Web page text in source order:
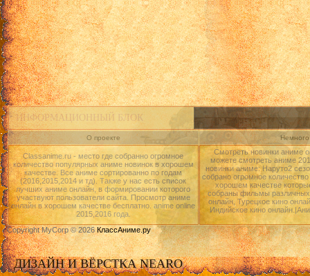
ИНФОРМАЦИОННЫЙ БЛОК
О проекте
Classanime.ru - место где собранно огромное
количество популярных аниме новинок в хорошем
качестве. Все аниме сортированно по годам
(2016,2015,2014 и тд). Также у нас есть список
лучших аниме онлайн, в формировании которого
участвуют пользователи сайта. Просмотр аниме
онлайн в хорошем качестве бесплатно. anime online
2015,2016 года.
Смотреть новинки аниме
можете смотреть аниме
новинки аниме: Наруто2
собрано огромное
хорошем качестве
собраны фильмы различных
онлайн, Турецкое кино
Индийское кино
Copyright MyCorp © 2026КлассАниме.ру
ДИЗАЙН И ВЁРСТКА NEARO